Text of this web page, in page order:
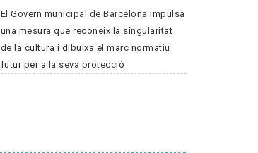
El Govern municipal de Barcelona impulsa
una mesura que reconeix la singularitat
de la cultura i dibuixa el marc normatiu
futur per a la seva protecció